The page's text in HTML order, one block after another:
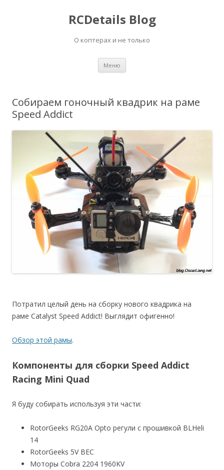
RCDetails Blog
О коптерах и не только
Меню
Собираем гоночный квадрик на раме
Speed Addict
Потратил целый день на сборку нового квадрика на
раме Catalyst Speed Addict! Выглядит офигенно!
Обзор этой рамы.
Компоненты для сборки Speed Addict
Racing Mini Quad
Я буду собирать используя эти части:
RotorGeeks RG20A Opto регули с прошивкой BLHeli
14
RotorGeeks 5V BEC
Моторы Cobra 2204 1960KV